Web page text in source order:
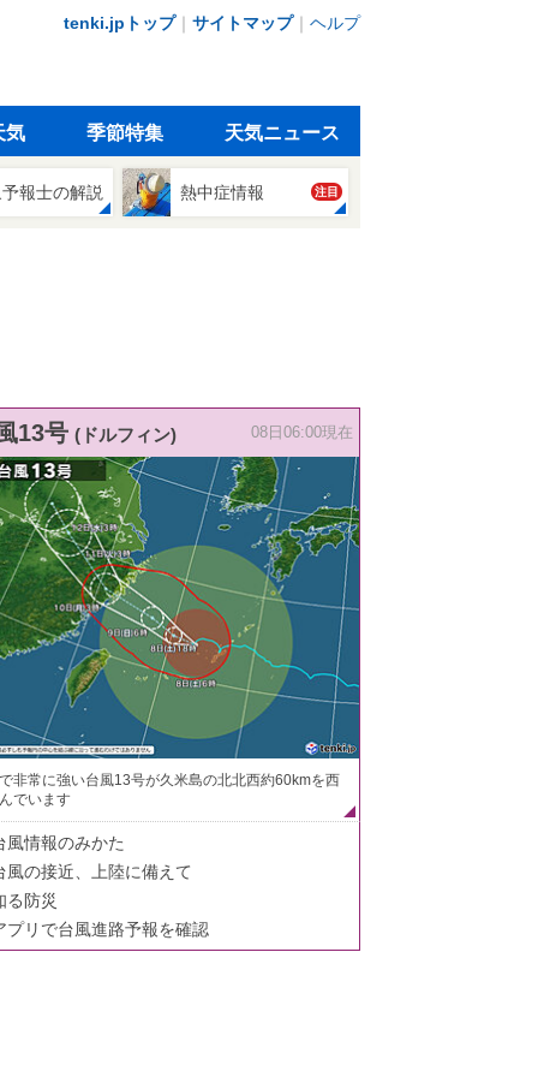
tenki.jpトップ｜ サイトマップ｜ ヘルプ
気 季節特集 天気ニュース
報士の解説 熱中症情報 注目
13号 (ドルフィン) 08日06:00現在
非常に強い台風13号が久米島の北北西約60kmを西
でいます
風情報のみかた
風の接近、上陸に備えて
る防災
プリで台風進路予報を確認